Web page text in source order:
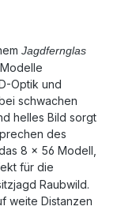
wurde das
Eleganz
lag auf dem
Das
Fernglas –
geöffneten
aus der CL-
Orange mit
7x21 von
Sie für Ihre
gesucht
haben,
Jagdfernglas
Optik und
schwachen
helles Bild sorgt
des
8 x 56 Modell,
für die
Raubwild.
weite Distanzen